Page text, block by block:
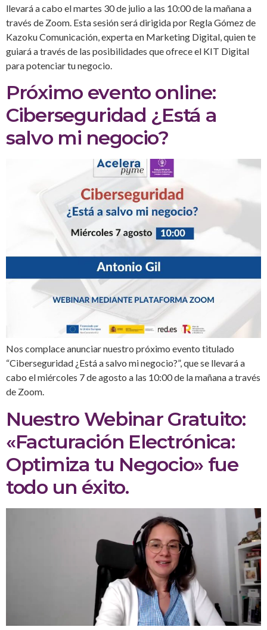
llevará a cabo el martes 30 de julio a las 10:00 de la mañana a
través de Zoom. Esta sesión será dirigida por Regla Gómez de
Kazoku Comunicación, experta en Marketing Digital, quien te
guiará a través de las posibilidades que ofrece el KIT Digital
para potenciar tu negocio.
Próximo evento online:
Ciberseguridad ¿Está a
salvo mi negocio?
Nos complace anunciar nuestro próximo evento titulado
“Ciberseguridad ¿Está a salvo mi negocio?”, que se llevará a
cabo el miércoles 7 de agosto a las 10:00 de la mañana a través
de Zoom.
Nuestro Webinar Gratuito:
«Facturación Electrónica:
Optimiza tu Negocio» fue
todo un éxito.